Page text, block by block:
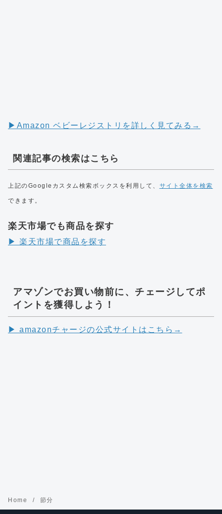
▶︎Amazon ベビーレジストリを詳しく見てみる→
関連記事の検索はこちら
上記のGoogleカスタム検索ボックスを利用して、 サイト全体を検索
できます。
楽天市場でも商品を探す
▶︎ 楽天市場で商品を探す
アマゾンでお買い物前に、チェージしてポ
イントを獲得しよう！
▶︎ amazonチャージの公式サイトはこちら→
Home 節分